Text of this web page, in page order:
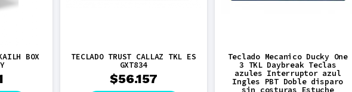
BOX
TECLADO TRUST CALLAZ TKL ES
GXT834
$56.157
Teclado Mecanico Ducky One
3 TKL Daybreak Teclas
azules Interruptor azul
Ingles PBT Doble disparo
sin costuras Estuche